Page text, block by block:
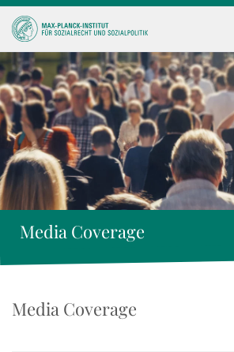
Media Coverage
Media Coverage